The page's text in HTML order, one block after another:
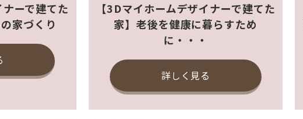
ナーで建てた
家づくり
【3Dマイホームデザイナーで建てた
家】老後を健康に暮らすため
に・・・
詳しく見る